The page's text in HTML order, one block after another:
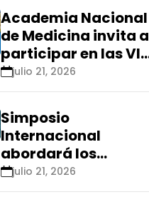
Academia Nacional
de Medicina invita a
participar en las VI
Jornadas Regionales
que se realizarán en
Ica
julio 21, 2026
Simposio
Internacional
abordará los
aspectos éticos de
las tecnologías
julio 21, 2026